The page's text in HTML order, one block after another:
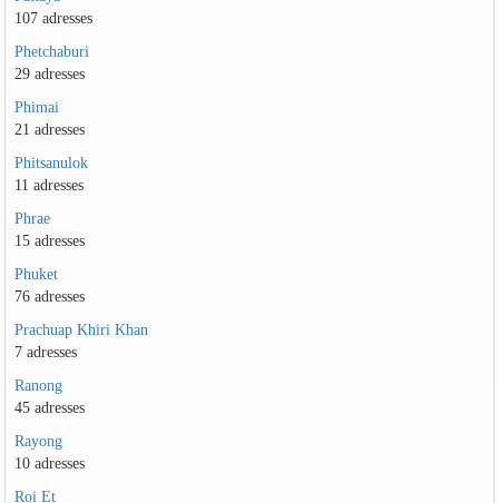
107 adresses
Phetchaburi
29 adresses
Phimai
21 adresses
Phitsanulok
11 adresses
Phrae
15 adresses
Phuket
76 adresses
Prachuap Khiri Khan
7 adresses
Ranong
45 adresses
Rayong
10 adresses
Roi Et